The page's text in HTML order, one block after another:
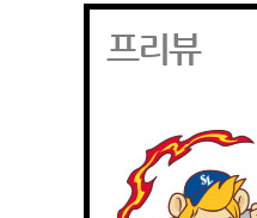
프리뷰